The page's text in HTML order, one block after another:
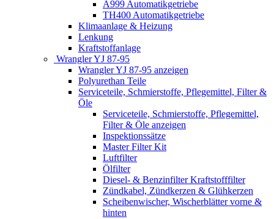
A999 Automatikgetriebe
TH400 Automatikgetriebe
Klimaanlage & Heizung
Lenkung
Kraftstoffanlage
Wrangler YJ 87-95
Wrangler YJ 87-95 anzeigen
Polyurethan Teile
Serviceteile, Schmierstoffe, Pflegemittel, Filter &
Öle
Serviceteile, Schmierstoffe, Pflegemittel,
Filter & Öle anzeigen
Inspektionssätze
Master Filter Kit
Luftfilter
Ölfilter
Diesel- & Benzinfilter Kraftstofffilter
Zündkabel, Zündkerzen & Glühkerzen
Scheibenwischer, Wischerblätter vorne &
hinten